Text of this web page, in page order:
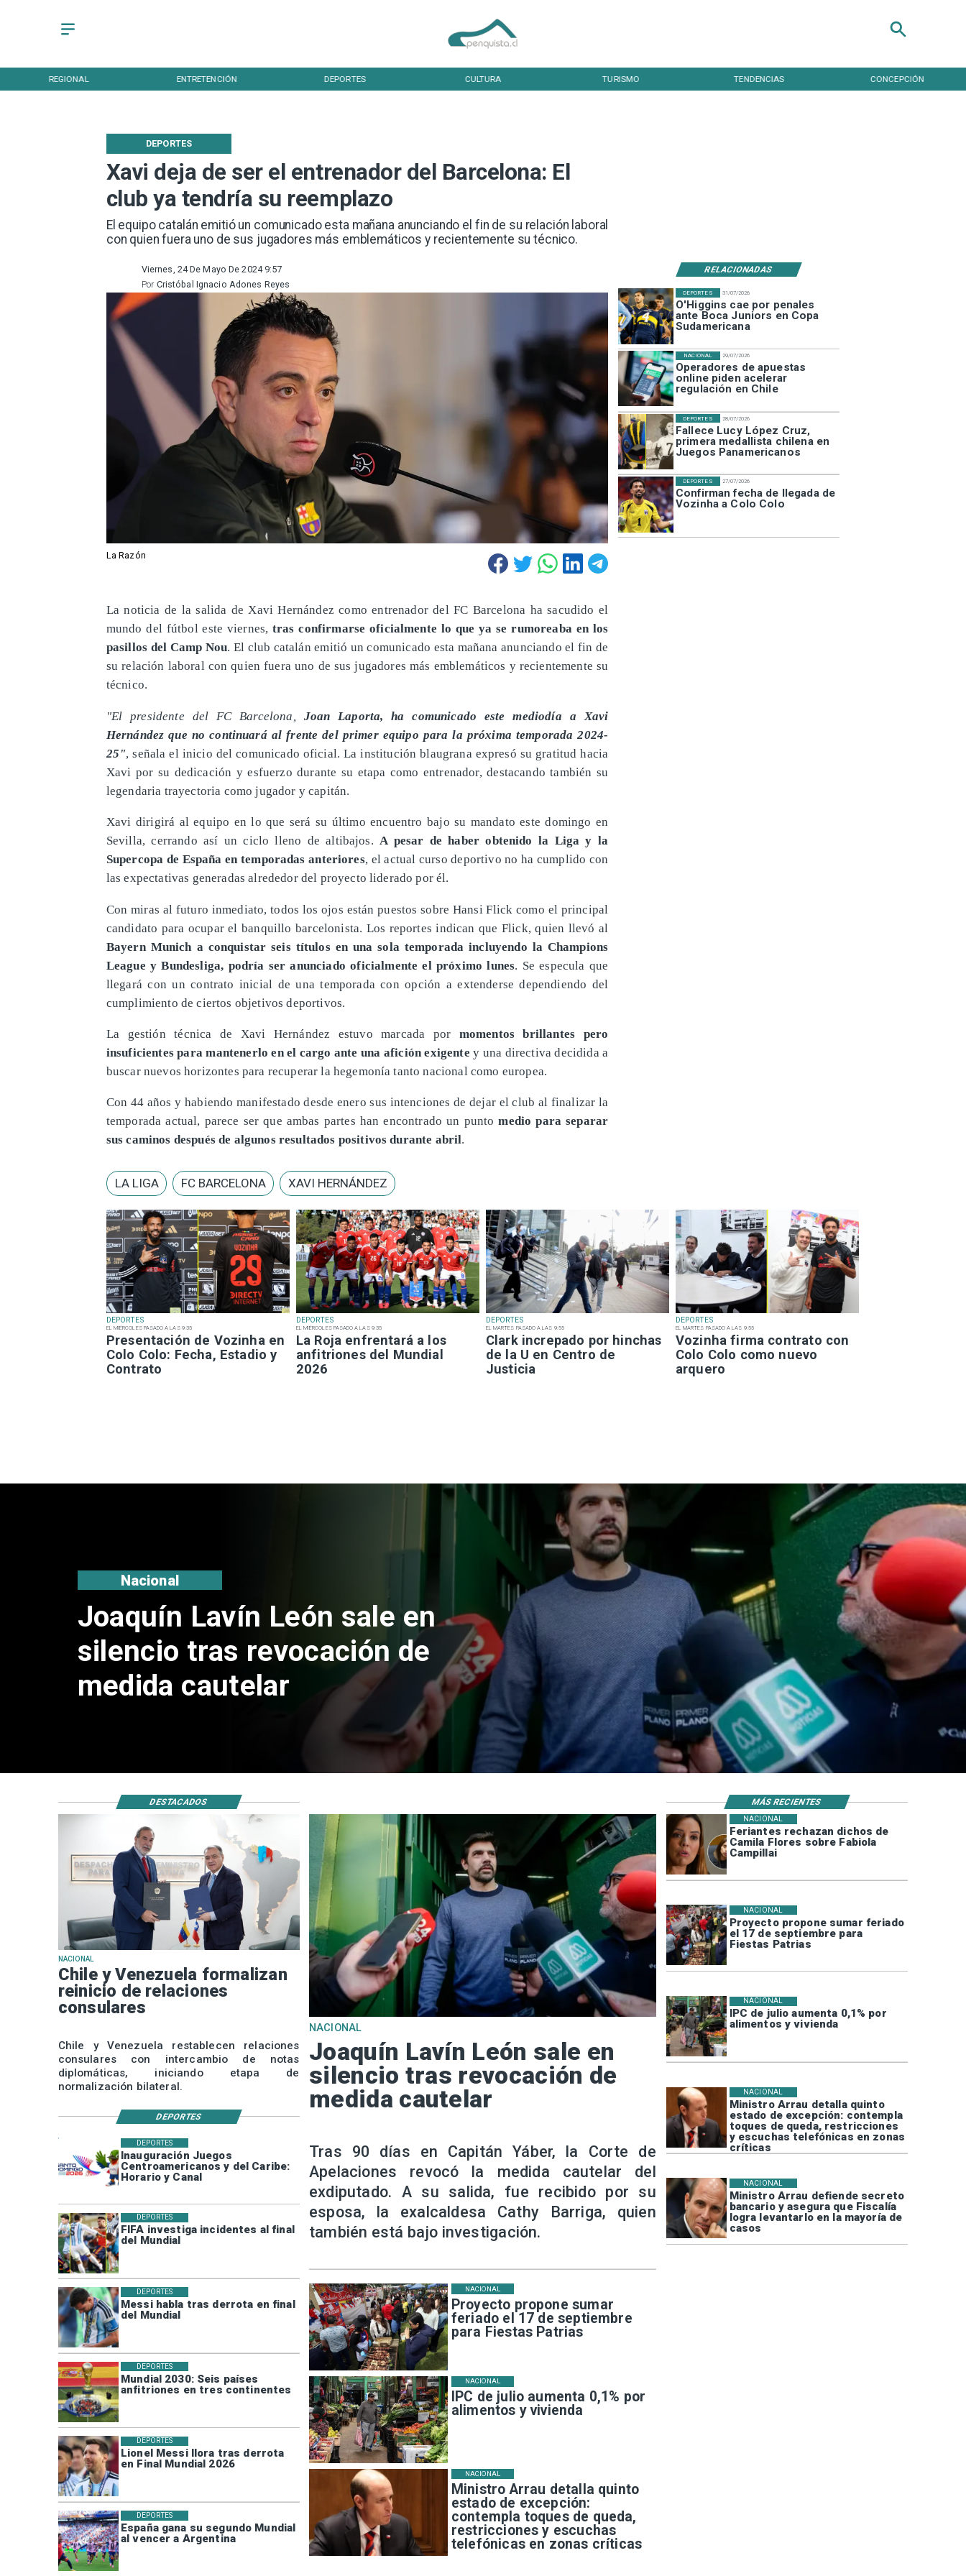
REGIONAL ENTRETENCIÓN DEPORTES CULTURA TURISMO TENDENCIAS CONCEPCIÓN
Xavi deja de ser el entrenador del Barcelona: El
club ya tendría su reemplazo
​El equipo catalán emitió un comunicado esta mañana anunciando el fin de su relación laboral
con quien fuera uno de sus jugadores más emblemáticos y recientemente su técnico.
DEPORTES
RELACIONADAS
Viernes, 24 De Mayo De 2024 9:57
Cristóbal Ignacio Adones Reyes
Por
La Razón
DEPORTES
EL MIÉRCOLES PASADO A LAS 9:35
Presentación de Vozinha en
Colo Colo: Fecha, Estadio y
Contrato
DEPORTES
EL MIÉRCOLES PASADO A LAS 9:35
La Roja enfrentará a los
anfitriones del Mundial
2026
DEPORTES
EL MARTES PASADO A LAS 9:55
Clark increpado por hinchas
de la U en Centro de
Justicia
DEPORTES
EL MARTES PASADO A LAS 9:55
Vozinha firma contrato con
Colo Colo como nuevo
arquero
31/07/2026
O'Higgins cae por penales
ante Boca Juniors en Copa
Sudamericana
DEPORTES
29/07/2026
Operadores de apuestas
online piden acelerar
regulación en Chile
NACIONAL
28/07/2026
Fallece Lucy López Cruz,
primera medallista chilena en
Juegos Panamericanos
DEPORTES
27/07/2026
Confirman fecha de llegada de
Vozinha a Colo Colo
DEPORTES
La noticia de la salida de Xavi Hernández como entrenador del FC Barcelona ha sacudido el
mundo del fútbol este viernes, tras confirmarse oficialmente lo que ya se rumoreaba en los
pasillos del Camp Nou. El club catalán emitió un comunicado esta mañana anunciando el fin de
su relación laboral con quien fuera uno de sus jugadores más emblemáticos y recientemente su
técnico.
"El presidente del FC Barcelona, Joan Laporta, ha comunicado este mediodía a Xavi
Hernández que no continuará al frente del primer equipo para la próxima temporada 2024-
25", señala el inicio del comunicado oficial. La institución blaugrana expresó su gratitud hacia
Xavi por su dedicación y esfuerzo durante su etapa como entrenador, destacando también su
legendaria trayectoria como jugador y capitán.
Xavi dirigirá al equipo en lo que será su último encuentro bajo su mandato este domingo en
Sevilla, cerrando así un ciclo lleno de altibajos.A pesar de haber obtenido la Liga y la
Supercopa de España en temporadas anteriores, el actual curso deportivo no ha cumplido con
las expectativas generadas alrededor del proyecto liderado por él.
Con miras al futuro inmediato, todos los ojos están puestos sobre Hansi Flick como el principal
candidato para ocupar el banquillo barcelonista. Los reportes indican que Flick, quien llevó al
Bayern Munich a conquistar seis títulos en una sola temporada incluyendo la Champions
League y Bundesliga, podría ser anunciado oficialmente el próximo lunes. Se especula que
llegará con un contrato inicial de una temporada con opción a extenderse dependiendo del
cumplimiento de ciertos objetivos deportivos.
La gestión técnica de Xavi Hernández estuvo marcada por momentos brillantes pero
insuficientes para mantenerlo en el cargo ante una afición exigentey una directiva decidida a
buscar nuevos horizontes para recuperar la hegemonía tanto nacional como europea.
Con 44 años y habiendo manifestado desde enero sus intenciones de dejar el club al finalizar la
temporada actual, parece ser que ambas partes han encontrado un puntomedio para separar
sus caminos después de algunos resultados positivos durante abril.
LA LIGA FC BARCELONA XAVI HERNÁNDEZ
Chile y Venezuela formalizan
reinicio de relaciones
consulares
Nacional
Feriantes rechazan dichos de
Camila Flores sobre Fabiola
Campillai
NACIONAL
Proyecto propone sumar feriado
el 17 de septiembre para
Fiestas Patrias
NACIONAL
IPC de julio aumenta 0,1% por
alimentos y vivienda
NACIONAL
Ministro Arrau detalla quinto
estado de excepción: contempla
toques de queda, restricciones
y escuchas telefónicas en zonas
críticas
NACIONAL
Ministro Arrau defiende secreto
bancario y asegura que Fiscalía
logra levantarlo en la mayoría de
casos
NACIONAL
Inauguración Juegos
Centroamericanos y del Caribe:
Horario y Canal
DEPORTES
FIFA investiga incidentes al final
del Mundial
DEPORTES
Messi habla tras derrota en final
del Mundial
DEPORTES
Mundial 2030: Seis países
anfitriones en tres continentes
DEPORTES
Lionel Messi llora tras derrota
en Final Mundial 2026
DEPORTES
España gana su segundo Mundial
al vencer a Argentina
DEPORTES
Proyecto propone sumar
feriado el 17 de septiembre
para Fiestas Patrias
NACIONAL
IPC de julio aumenta 0,1% por
alimentos y vivienda
NACIONAL
Ministro Arrau detalla quinto
estado de excepción:
contempla toques de queda,
restricciones y escuchas
telefónicas en zonas críticas
NACIONAL
NACIONAL
Chile y Venezuela formalizan
reinicio de relaciones
consulares
Chile y Venezuela restablecen relaciones
consulares con intercambio de notas
diplomáticas, iniciando etapa de
normalización bilateral.
NACIONAL
Joaquín Lavín León sale en
silencio tras revocación de
medida cautelar
Tras 90 días en Capitán Yáber, la Corte de
Apelaciones revocó la medida cautelar del
exdiputado. A su salida, fue recibido por su
esposa, la exalcaldesa Cathy Barriga, quien
también está bajo investigación.
DESTACADOS MÁS RECIENTES
DEPORTES